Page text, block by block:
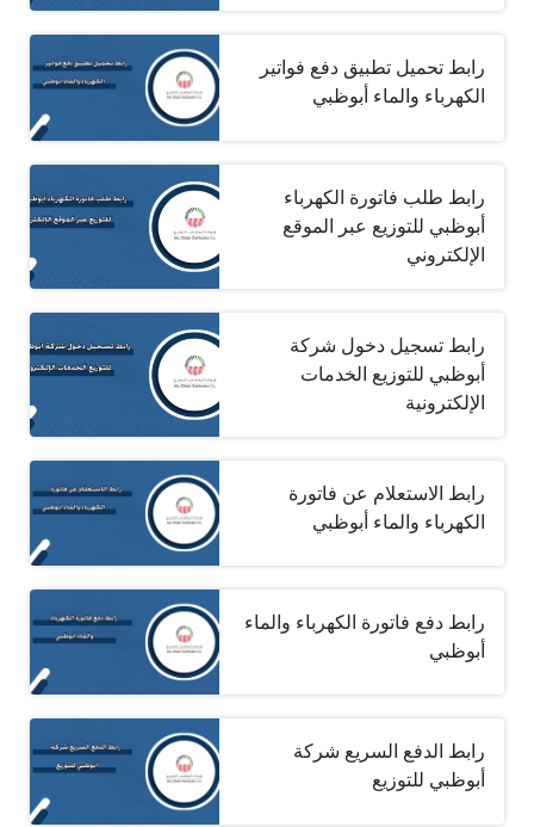
رابط تحميل تطبيق دفع فواتير
الكهرباء والماء أبوظبي
رابط طلب فاتورة الكهرباء
أبوظبي للتوزيع عبر الموقع
الإلكتروني
رابط تسجيل دخول شركة
أبوظبي للتوزيع الخدمات
الإلكترونية
رابط الاستعلام عن فاتورة
الكهرباء والماء أبوظبي
رابط دفع فاتورة الكهرباء والماء
أبوظبي
رابط الدفع السريع شركة
أبوظبي للتوزيع